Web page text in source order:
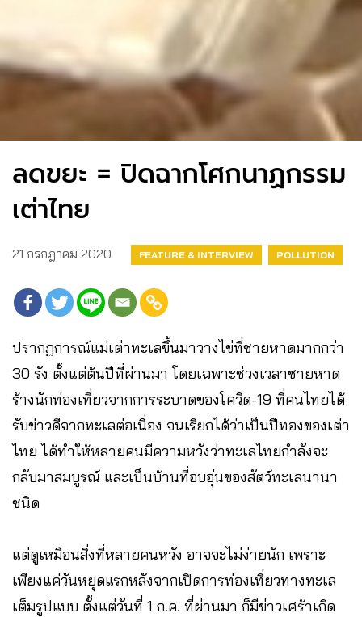
ลดขยะ = ปิดฉากโศกนาฏกรรม
เต่าไทย
21 กรกฎาคม 2020 FEATURE & INTERVIEW POLLUTION
ปรากฏการณ์แม่เต่าทะเลขึ้นมาวางไข่ที่ชายหาดมากกว่า
30 รัง ตั้งแต่ต้นปีที่ผ่านมา โดยเฉพาะช่วงเวลาชายหาด
ร้างนักท่องเที่ยวจากการระบาดของโควิด-19 ที่คนไทยได้
รับข่าวดีจากทะเลต่อเนื่อง จนเรียกได้ว่าเป็นปีทองของเต่า
ไทย ได้ทำให้หลายคนมีความหวังว่าทะเลไทยกำลังจะ
กลับมาสมบูรณ์ และเป็นบ้านที่อบอุ่นของสัตว์ทะเลนานา
ชนิด
แต่ดูเหมือนสิ่งที่หลายคนหวัง อาจจะไม่ง่ายนัก เพราะ
เพียงแค่วันหยุดแรกหลังจากเปิดการท่องเที่ยวทางทะเล
เต็มรูปแบบ ตั้งแต่วันที่ 1 ก.ค. ที่ผ่านมา ก็มีข่าวเศร้าเกิด